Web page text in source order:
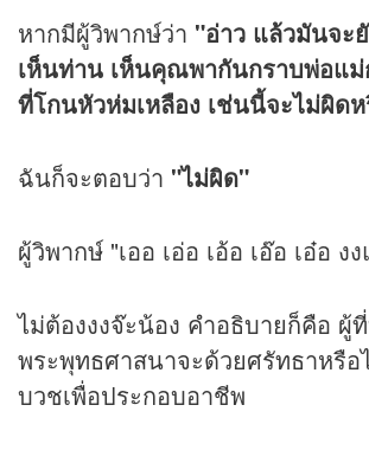
หากมีผู้วิพากษ์ว่า "อ่าว แล้วมันจะ
เห็นท่าน เห็นคุณพากันกราบพ่อแ
ที่โกนหัวห่มเหลือง เช่นนี้จะไม่ผิด
ฉันก็จะตอบว่า "ไม่ผิด"
ผู้วิพากษ์ "เออ เอ่อ เอ้อ เอ๊อ เอ๋อ ง
ไม่ต้องงงจ๊ะน้อง คำอธิบายก็คือ ผู้
พระพุทธศาสนาจะด้วยศรัทธาหรือ
บวชเพื่อประกอบอาชีพ